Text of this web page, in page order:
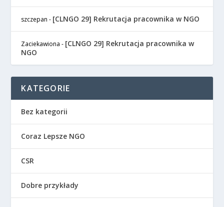
szczepan - [CLNGO 29] Rekrutacja pracownika w NGO
Zaciekawiona - [CLNGO 29] Rekrutacja pracownika w
NGO
KATEGORIE
Bez kategorii
Coraz Lepsze NGO
CSR
Dobre przykłady